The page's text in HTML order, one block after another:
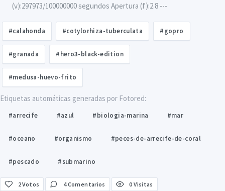
(v):297973/100000000 segundos Apertura (f):2.8 ---
#calahonda #cotylorhiza-tuberculata #gopro
#granada #hero3-black-edition
#medusa-huevo-frito
Etiquetas automáticas generadas por Fotored:
#arrecife #azul #biologia-marina #mar
#oceano #organismo #peces-de-arrecife-de-coral
#pescado #submarino
2Votos 4 Comentarios
0 Visitas